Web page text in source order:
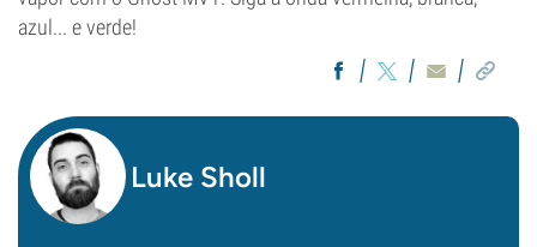
azul... e verde!
Luke Sholl